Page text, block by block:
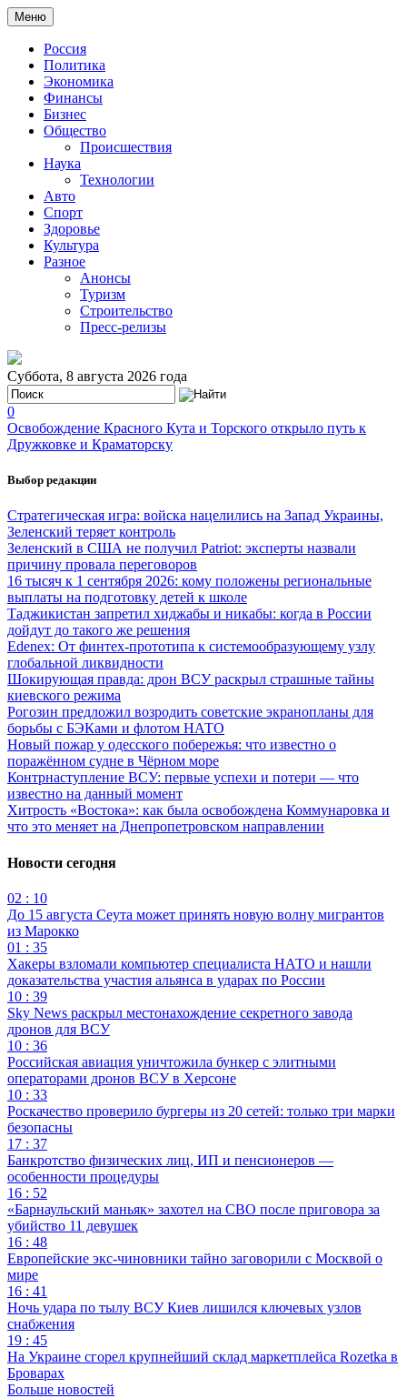
Меню
Россия
Политика
Экономика
Финансы
Бизнес
Общество
Происшествия
Наука
Технологии
Авто
Спорт
Здоровье
Культура
Разное
Анонсы
Туризм
Строительство
Пресс-релизы
Суббота, 8 августа 2026 года
0
Освобождение Красного Кута и Торского открыло путь к
Дружковке и Краматорску
Выбор редакции
Стратегическая игра: войска нацелились на Запад Украины,
Зеленский теряет контроль
Зеленский в США не получил Patriot: эксперты назвали
причину провала переговоров
16 тысяч к 1 сентября 2026: кому положены региональные
выплаты на подготовку детей к школе
Таджикистан запретил хиджабы и никабы: когда в России
дойдут до такого же решения
Edenex: От финтех-прототипа к системообразующему узлу
глобальной ликвидности
Шокирующая правда: дрон ВСУ раскрыл страшные тайны
киевского режима
Рогозин предложил возродить советские экранопланы для
борьбы с БЭКами и флотом НАТО
Новый пожар у одесского побережья: что известно о
поражённом судне в Чёрном море
Контрнаступление ВСУ: первые успехи и потери — что
известно на данный момент
Хитрость «Востока»: как была освобождена Коммунаровка и
что это меняет на Днепропетровском направлении
Новости сегодня
02 : 10
До 15 августа Сеута может принять новую волну мигрантов
из Марокко
01 : 35
Хакеры взломали компьютер специалиста НАТО и нашли
доказательства участия альянса в ударах по России
10 : 39
Sky News раскрыл местонахождение секретного завода
дронов для ВСУ
10 : 36
Российская авиация уничтожила бункер с элитными
операторами дронов ВСУ в Херсоне
10 : 33
Роскачество проверило бургеры из 20 сетей: только три марки
безопасны
17 : 37
Банкротство физических лиц, ИП и пенсионеров —
особенности процедуры
16 : 52
«Барнаульский маньяк» захотел на СВО после приговора за
убийство 11 девушек
16 : 48
Европейские экс-чиновники тайно заговорили с Москвой о
мире
16 : 41
Ночь удара по тылу ВСУ Киев лишился ключевых узлов
снабжения
19 : 45
На Украине сгорел крупнейший склад маркетплейса Rozetka в
Броварах
Больше новостей